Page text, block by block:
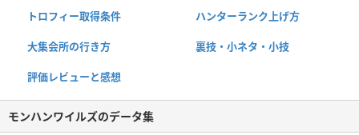
トロフィー取得条件 ハンターランク上げ方
大集会所の行き方 裏技・小ネタ・小技
評価レビューと感想
モンハンワイルズのデータ集